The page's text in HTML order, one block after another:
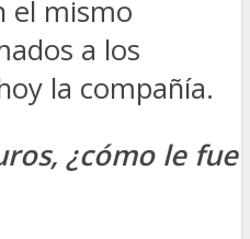
el mismo
a los
la compañía.
¿cómo le fue